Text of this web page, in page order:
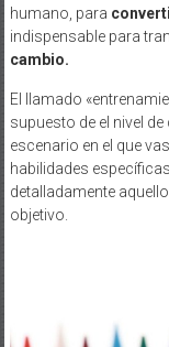
humano, para
indispensable para
cambio.
El llamado
supuesto de el nivel
escenario en el que
habilidades
detalladamente
objetivo.